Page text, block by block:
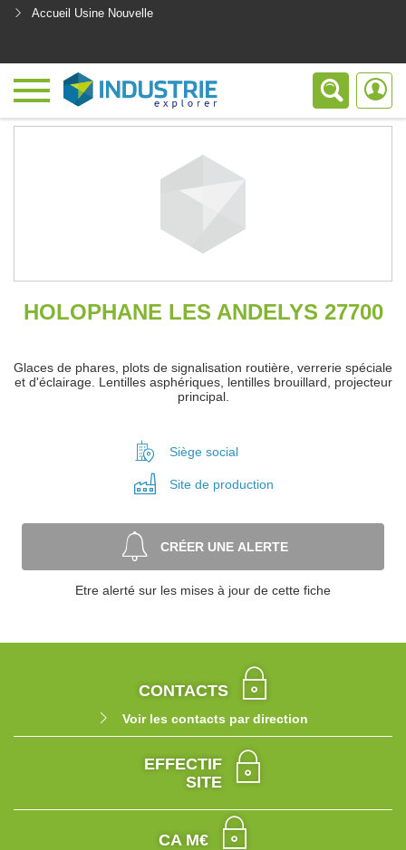
Accueil Usine Nouvelle
HOLOPHANE LES ANDELYS 27700
Glaces de phares, plots de signalisation routière, verrerie spéciale
et d'éclairage. Lentilles asphériques, lentilles brouillard, projecteur
principal.
Siège social
Site de production
CRÉER UNE ALERTE
Etre alerté sur les mises à jour de cette fiche
CONTACTS
Voir les contacts par direction
EFFECTIF
SITE
CA M€